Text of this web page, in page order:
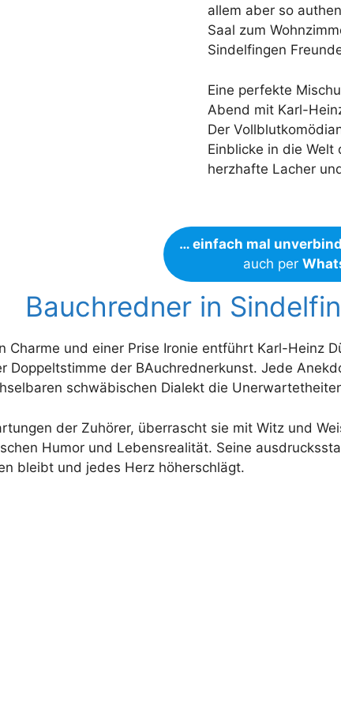
allem aber so
Saal zum
Sindelfingen
Eine perfekte
Abend mit Karl-
Der
Einblicke in die
herzhafte Lacher
… einfach mal
auch per
Bauchredner in
Charme und einer Prise Ironie entführt Karl-Heinz
Doppeltstimme der BAuchrednerkunst. Jede
schwäbischen Dialekt die
der Zuhörer, überrascht sie mit Witz und
Humor und Lebensrealität. Seine
bleibt und jedes Herz höherschlägt.